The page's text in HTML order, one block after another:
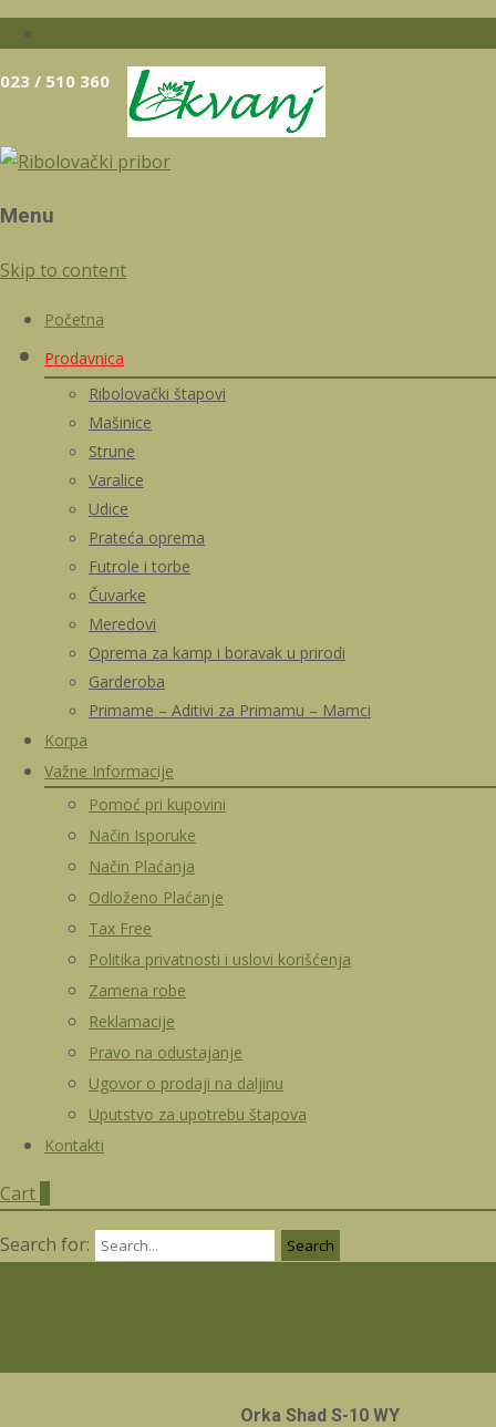
023 / 510 360
Menu
Skip to content
Početna
Prodavnica
Ribolovački štapovi
Mašinice
Strune
Varalice
Udice
Prateća oprema
Futrole i torbe
Čuvarke
Meredovi
Oprema za kamp i boravak u prirodi
Garderoba
Primame – Aditivi za Primamu – Mamci
Korpa
Važne Informacije
Pomoć pri kupovini
Način Isporuke
Način Plaćanja
Odloženo Plaćanje
Tax Free
Politika privatnosti i uslovi korišćenja
Zamena robe
Reklamacije
Pravo na odustajanje
Ugovor o prodaji na daljinu
Uputstvo za upotrebu štapova
Kontakti
Cart
Search for:
Orka Shad S-10 WY